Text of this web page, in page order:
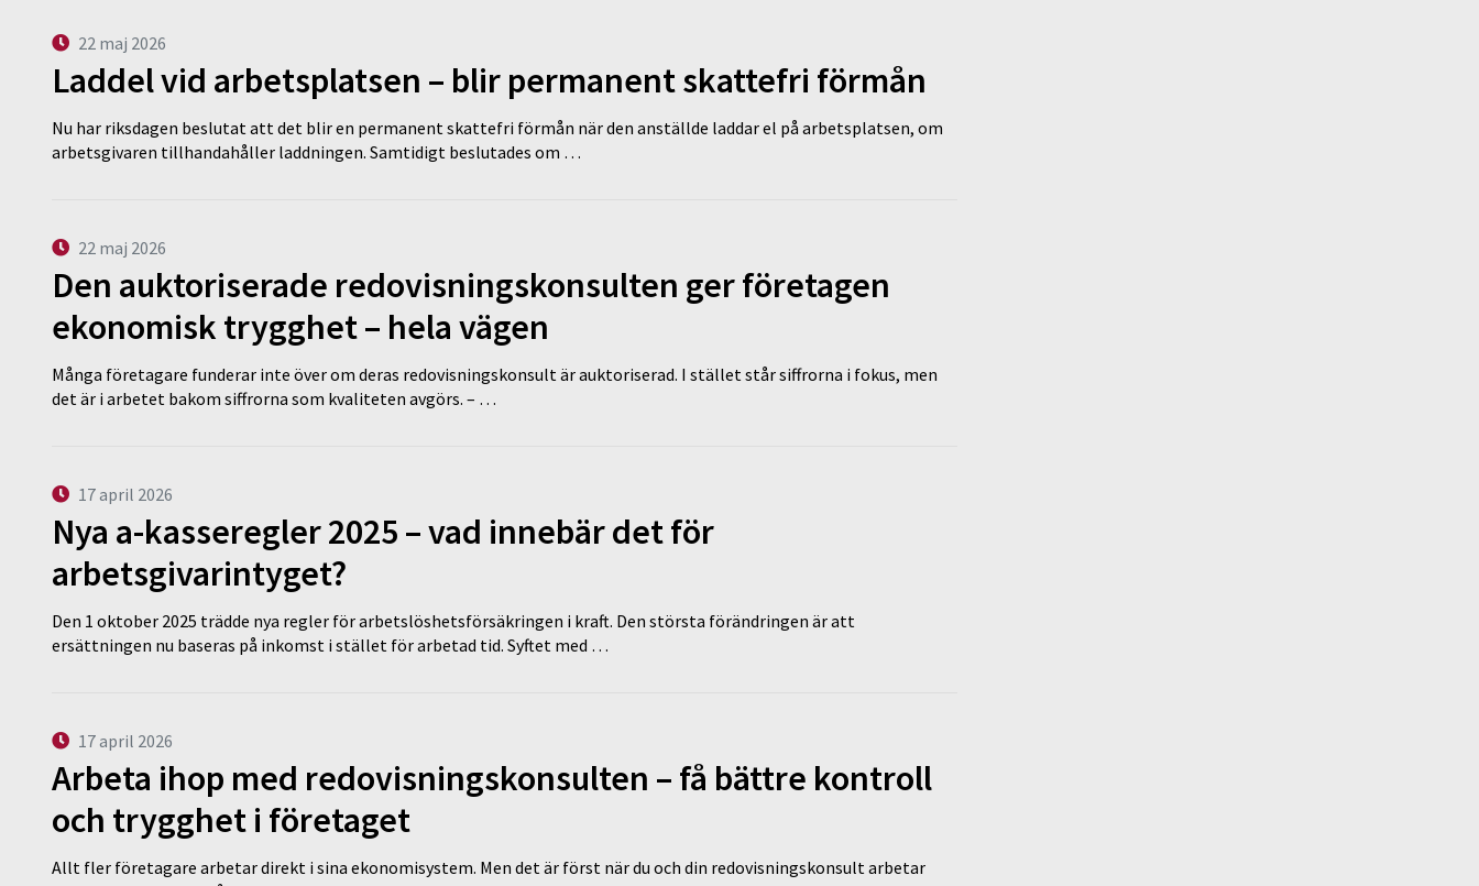
22 maj 2026
Laddel vid arbetsplatsen – blir permanent skattefri förmån
Nu har riksdagen beslutat att det blir en permanent skattefri förmån när den anställde laddar el på arbetsplatsen, om
arbetsgivaren tillhandahåller laddningen. Samtidigt beslutades om …
22 maj 2026
Den auktoriserade redovisningskonsulten ger företagen
ekonomisk trygghet – hela vägen
Många företagare funderar inte över om deras redovisningskonsult är auktoriserad. I stället står siffrorna i fokus, men
det är i arbetet bakom siffrorna som kvaliteten avgörs. – …
17 april 2026
Nya a-kasseregler 2025 – vad innebär det för
arbetsgivarintyget?
Den 1 oktober 2025 trädde nya regler för arbetslöshetsförsäkringen i kraft. Den största förändringen är att
ersättningen nu baseras på inkomst i stället för arbetad tid. Syftet med …
17 april 2026
Arbeta ihop med redovisningskonsulten – få bättre kontroll
och trygghet i företaget
Allt fler företagare arbetar direkt i sina ekonomisystem. Men det är först när du och din redovisningskonsult arbetar